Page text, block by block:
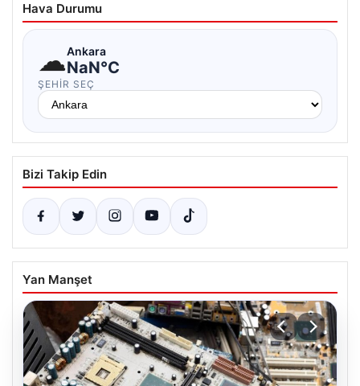
Hava Durumu
☁Ankara
NaN°C
ŞEHIR SEÇ
Bizi Takip Edin
Yan Manşet